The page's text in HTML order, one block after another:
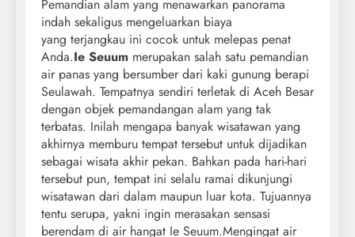
Pemandian alam yang menawarkan panorama
indah sekaligus mengeluarkan biaya
yang terjangkau ini cocok untuk melepas penat
Anda.Ie Seuum merupakan salah satu pemandian
air panas yang bersumber dari kaki gunung berapi
Seulawah. Tempatnya sendiri terletak di Aceh Besar
dengan objek pemandangan alam yang tak
terbatas. Inilah mengapa banyak wisatawan yang
akhirnya memburu tempat tersebut untuk dijadikan
sebagai wisata akhir pekan. Bahkan pada hari-hari
tersebut pun, tempat ini selalu ramai dikunjungi
wisatawan dari dalam maupun luar kota. Tujuannya
tentu serupa, yakni ingin merasakan sensasi
berendam di air hangat Ie Seuum.Mengingat air